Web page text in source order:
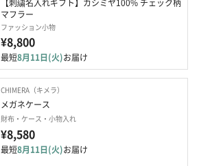
【刺繍名入れギフト】カシミヤ100% チェック柄
マフラー
ファッション小物
¥8,800
最短8月11日(火)お届け
CHIMERA（キメラ）
メガネケース
財布・ケース・小物入れ
¥8,580
最短8月11日(火)お届け